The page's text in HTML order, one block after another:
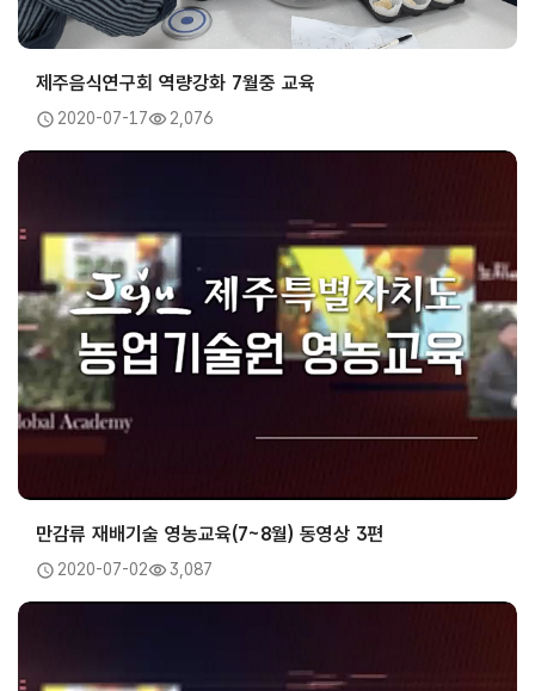
제주음식연구회 역량강화 7월중 교육
2020-07-17 2,076
만감류 재배기술 영농교육(7~8월) 동영상 3편
2020-07-02 3,087